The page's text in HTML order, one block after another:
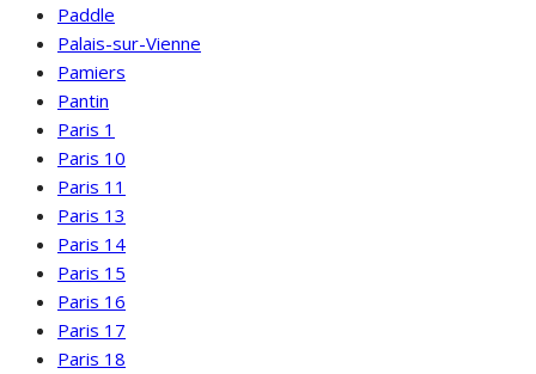
Paddle
Palais-sur-Vienne
Pamiers
Pantin
Paris 1
Paris 10
Paris 11
Paris 13
Paris 14
Paris 15
Paris 16
Paris 17
Paris 18